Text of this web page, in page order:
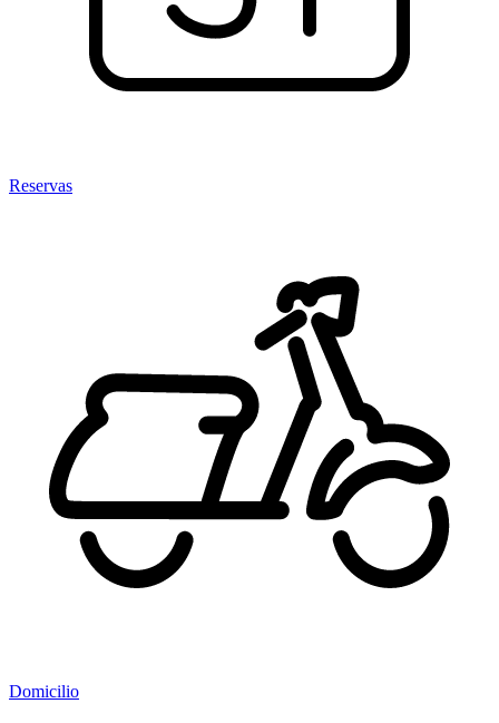
Reservas
Domicilio